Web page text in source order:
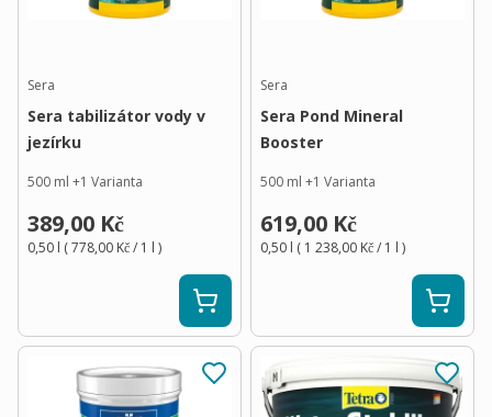
Sera
Sera tabilizátor vody v
jezírku
500 ml +1 Varianta
389,00 Kč
0,50 l (778,00 Kč/ 1 l )
Sera
Sera Pond Mineral
Booster
500 ml +1 Varianta
619,00 Kč
0,50 l ( 1 238,00 Kč/ 1 l )